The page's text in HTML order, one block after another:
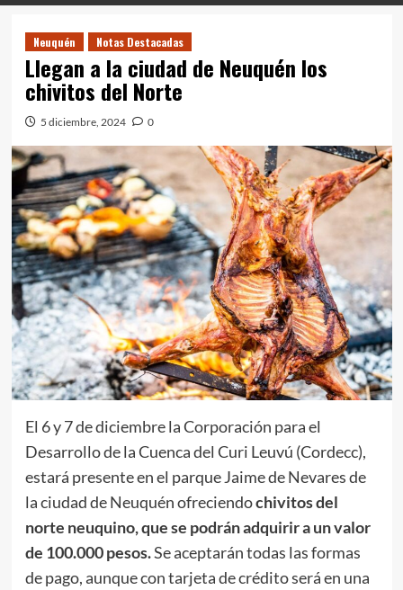
Neuquén Notas Destacadas
Llegan a la ciudad de Neuquén los
chivitos del Norte
5 diciembre, 2024 0
El 6 y 7 de diciembre la Corporación para el
Desarrollo de la Cuenca del Curi Leuvú (Cordecc),
estará presente en el parque Jaime de Nevares de
la ciudad de Neuquén ofreciendochivitos del
norte neuquino, que se podrán adquirir a un valor
de 100.000 pesos.Se aceptarán todas las formas
de pago, aunque con tarjeta de crédito será en una